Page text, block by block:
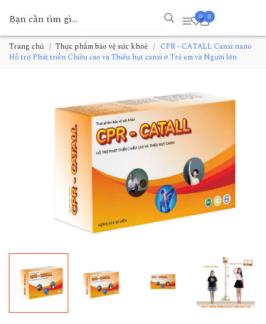
0 0
Trang chủ Thực phẩm bảo vệ sức khoẻ
CPR - CATALL Canxi nano
Hỗ trợ Phát triển Chiều cao và Thiếu hụt canxi ở Trẻ em và Người lớn